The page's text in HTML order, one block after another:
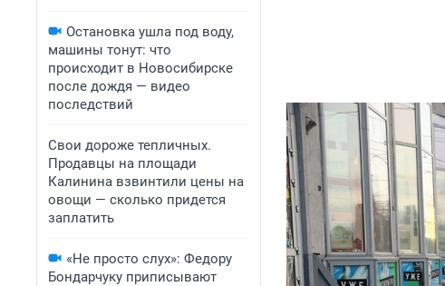
Остановка ушла под воду,
машины тонут: что
происходит в Новосибирске
после дождя — видео
последствий
Свои дороже тепличных.
Продавцы на площади
Калинина взвинтили цены на
овощи — сколько придется
заплатить
«Не просто слух»: Федору
Бондарчуку приписывают